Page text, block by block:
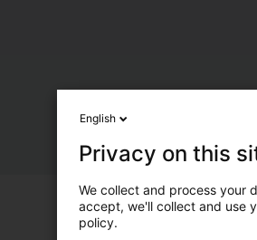
English
Privacy on this
We collect and process your
accept, we'll collect and use
policy.